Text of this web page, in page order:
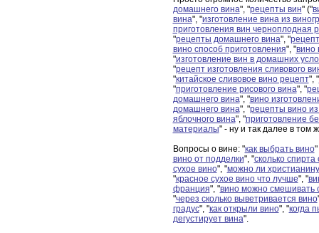
домашнего вина", "рецепты вин" ("
вина", "изготовление вина из
приготовления вин черноплодная
"рецепты домашнего вина", "
вино способ приготовления", "вино
"изготовление вин в домашних
"рецепт изготовления сливового
"китайское сливовое вино рецепт", "
"приготовление рисового вина", "
домашнего вина", "вино
домашнего вина", "рецепты вино
яблочного вина", "приготовление
материалы" - ну и так далее в том
Вопросы о вине: "как выбрать вино"
вино от подделки", "сколько
сухое вино", "можно ли
"красное сухое вино что лучше", "
франция", "вино можно смешивать
"через сколько выветривается вино
градус", "как открыли вино", "когда
дегустирует вина".